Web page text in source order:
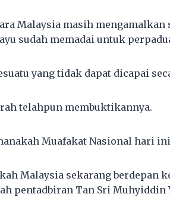
Malaysia masih
sudah memadai untuk
yang tidak dapat dicapai
telahpun membuktikannya.
Muafakat Nasional hari
Malaysia sekarang berdepan
pentadbiran Tan Sri Muhyiddin